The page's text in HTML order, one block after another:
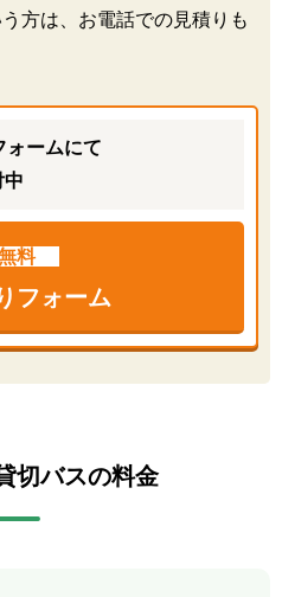
方は、お電話での見積りも
ォームにて
中
料
フォーム
切バスの料金